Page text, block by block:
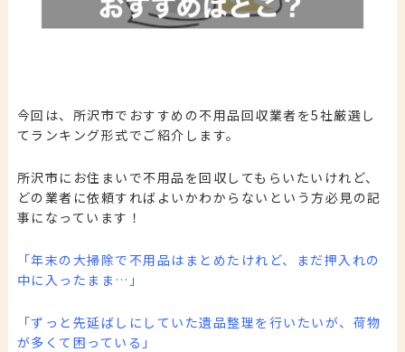
今回は、所沢市でおすすめの不用品回収業者を5社厳選し
てランキング形式でご紹介します。
所沢市にお住まいで不用品を回収してもらいたいけれど、
どの業者に依頼すればよいかわからないという方必見の記
事になっています！
「年末の大掃除で不用品はまとめたけれど、まだ押入れの
中に入ったまま…」
「ずっと先延ばしにしていた遺品整理を行いたいが、荷物
が多くて困っている」